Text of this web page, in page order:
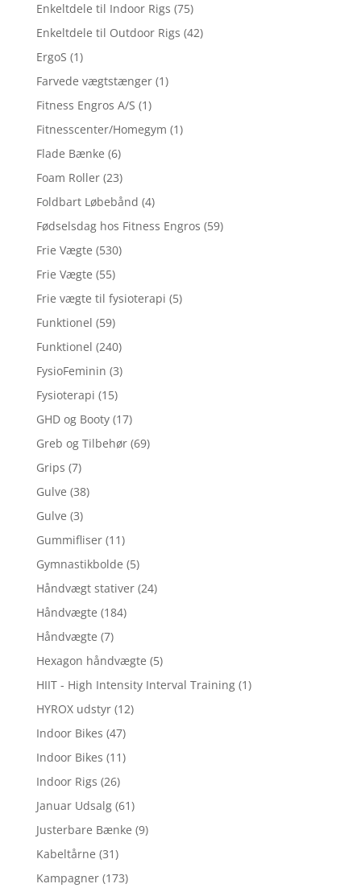
Enkeltdele til Indoor Rigs (75)
Enkeltdele til Outdoor Rigs (42)
ErgoS (1)
Farvede vægtstænger (1)
Fitness Engros A/S (1)
Fitnesscenter/Homegym (1)
Flade Bænke (6)
Foam Roller (23)
Foldbart Løbebånd (4)
Fødselsdag hos Fitness Engros (59)
Frie Vægte (530)
Frie Vægte (55)
Frie vægte til fysioterapi (5)
Funktionel (59)
Funktionel (240)
FysioFeminin (3)
Fysioterapi (15)
GHD og Booty (17)
Greb og Tilbehør (69)
Grips (7)
Gulve (38)
Gulve (3)
Gummifliser (11)
Gymnastikbolde (5)
Håndvægt stativer (24)
Håndvægte (184)
Håndvægte (7)
Hexagon håndvægte (5)
HIIT - High Intensity Interval Training (1)
HYROX udstyr (12)
Indoor Bikes (47)
Indoor Bikes (11)
Indoor Rigs (26)
Januar Udsalg (61)
Justerbare Bænke (9)
Kabeltårne (31)
Kampagner (173)